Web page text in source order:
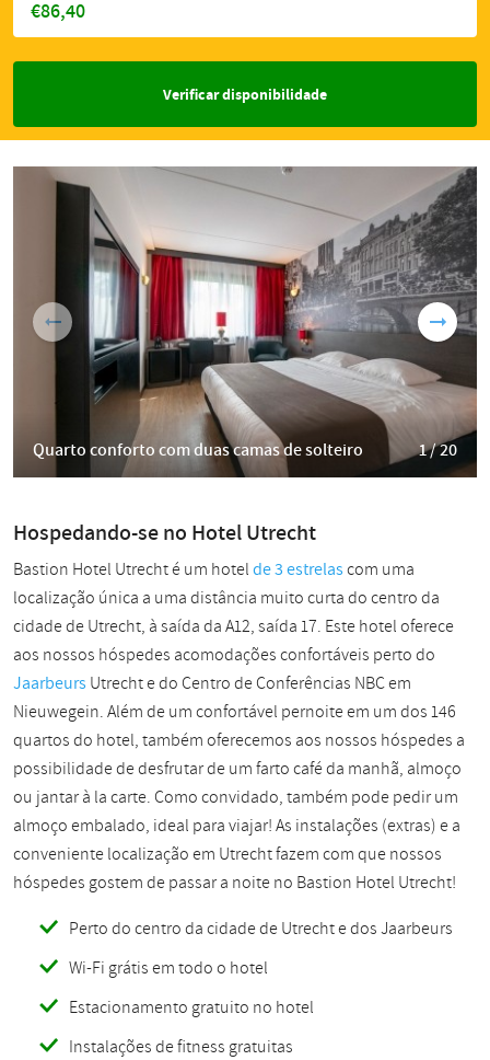
€86,40
Verificar disponibilidade
Quarto conforto com duas camas de solteiro 1 / 20
Hospedando-se no Hotel Utrecht
Bastion Hotel Utrecht é um hotelde 3 estrelascom uma
localização única a uma distância muito curta do centro da
cidade de Utrecht, à saída da A12, saída 17. Este hotel oferece
aos nossos hóspedes acomodações confortáveis perto do
Jaarbeurs Utrecht e do Centro de Conferências NBC em
Nieuwegein. Além de um confortável pernoite em um dos 146
quartos do hotel, também oferecemos aos nossos hóspedes a
possibilidade de desfrutar de um farto café da manhã, almoço
ou jantar à la carte. Como convidado, também pode pedir um
almoço embalado, ideal para viajar! As instalações (extras) e a
conveniente localização em Utrecht fazem com que nossos
hóspedes gostem de passar a noite no Bastion Hotel Utrecht!
Perto do centro da cidade de Utrecht e dos Jaarbeurs
Wi-Fi grátis em todo o hotel
Estacionamento gratuito no hotel
Instalações de fitness gratuitas